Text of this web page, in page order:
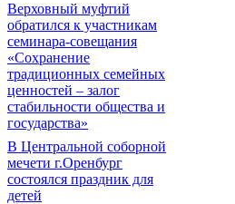
Верховный муфтий
обратился к участникам
семинара-совещания
«Сохранение
традиционных семейных
ценностей – залог
стабильности общества и
государства»
В Центральной соборной
мечети г.Оренбург
состоялся праздник для
детей